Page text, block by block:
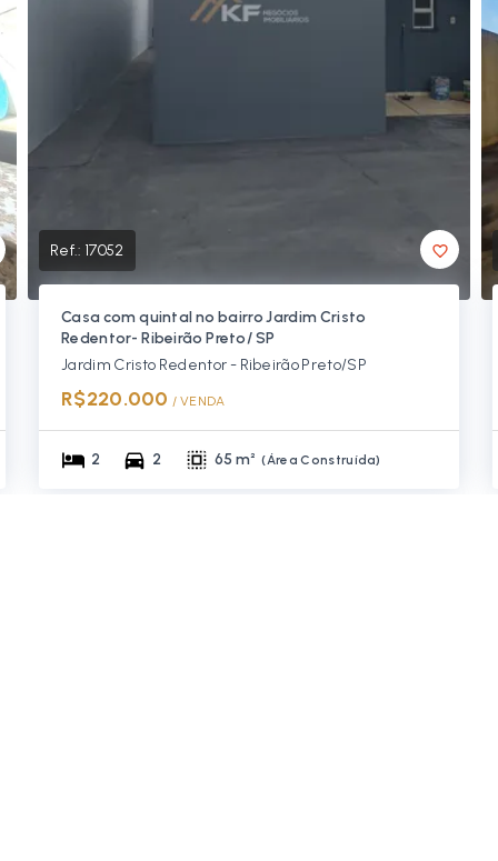
Ref.: 17052
Casa com quintal no bairro Jardim Cristo
Redentor- Ribeirão Preto/ SP
Jardim Cristo Redentor - Ribeirão Preto/SP
R$220.000 / VENDA
2 2 65 m² (Área Construída)